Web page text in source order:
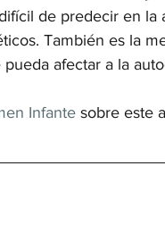
de predecir en la
También es la
afectar a la
Infante sobre este